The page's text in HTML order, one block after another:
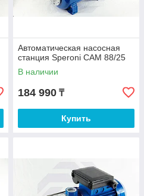
Автоматическая насосная
станция Speroni CAM 88/25
В наличии
184 990 ₸
Купить